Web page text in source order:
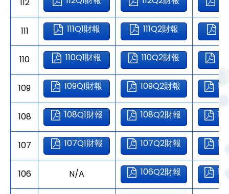
112
111 111Q1財報 111Q2財報
110 110Q1財報 110Q2財報
109 109Q1財報 109Q2財報
108 108Q1財報 108Q2財報
107 107Q1財報 107Q2財報
106 N/A 106Q2財報